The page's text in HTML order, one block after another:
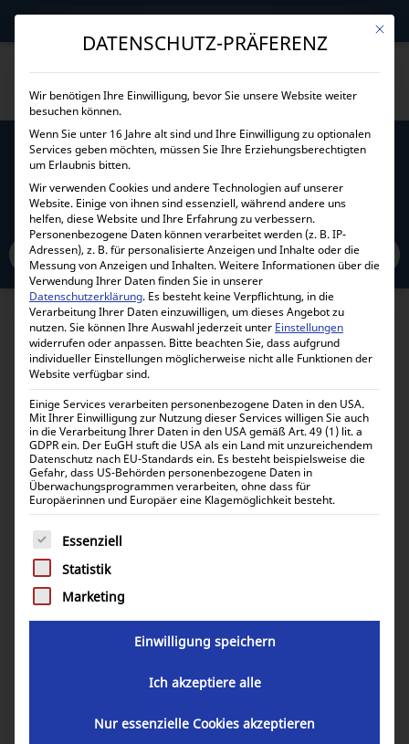
→
VICTRON SOLAR CABLE 6MM² 10M MIT MC4
STECKERN SCA001000100
Home Alle Produkte Zubehör Kabel
Stromkabel
Victron Solar Cable 6mm² 10m mit MC4 Steckern SCA001000100
31,35€ inkl. 0% MwSt.
37,31€inkl. 19% MwSt.
Victron Solar Cable 6mm² 10m mit
MC4 Steckern SCA001000100
SCA001000100
Mit
DATENSCHUTZ-PRÄFERENZ
Wir benötigen Ihre Einwilligung, bevor Sie unsere Website weiter
besuchen können.
Wenn Sie unter 16 Jahre alt sind und Ihre Einwilligung zu optionalen
Services geben möchten, müssen Sie Ihre Erziehungsberechtigten
um Erlaubnis bitten.
Wir verwenden Cookies und andere Technologien auf unserer
Website. Einige von ihnen sind essenziell, während andere uns
helfen, diese Website und Ihre Erfahrung zu verbessern.
Personenbezogene Daten können verarbeitet werden (z. B. IP-
Adressen), z. B. für personalisierte Anzeigen und Inhalte oder die
Messung von Anzeigen und Inhalten.Weitere Informationen über die
Verwendung Ihrer Daten finden Sie in unserer
Datenschutzerklärung. Es besteht keine Verpflichtung, in die
Verarbeitung Ihrer Daten einzuwilligen, um dieses Angebot zu
nutzen.Sie können Ihre Auswahl jederzeit unter Einstellungen
widerrufen oder anpassen. Bitte beachten Sie, dass aufgrund
individueller Einstellungen möglicherweise nicht alle Funktionen der
Website verfügbar sind.
Einige Services verarbeiten personenbezogene Daten in den USA.
Mit Ihrer Einwilligung zur Nutzung dieser Services willigen Sie auch
in die Verarbeitung Ihrer Daten in den USA gemäß Art. 49 (1) lit. a
GDPR ein. Der EuGH stuft die USA als ein Land mit unzureichendem
Datenschutz nach EU-Standards ein. Es besteht beispielsweise die
Gefahr, dass US-Behörden personenbezogene Daten in
Überwachungsprogrammen verarbeiten, ohne dass für
Europäerinnen und Europäer eine Klagemöglichkeit besteht.
Es folgt eine Liste der Service-Gruppen, für die eine
Essenziell
Statistik
Marketing
Einwilligung speichern
Ich akzeptiere alle
Nur essenzielle Cookies akzeptieren